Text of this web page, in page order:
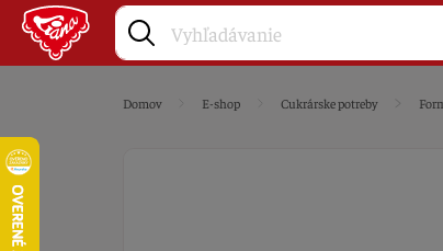
Domov E-shop Cukrárske potreby